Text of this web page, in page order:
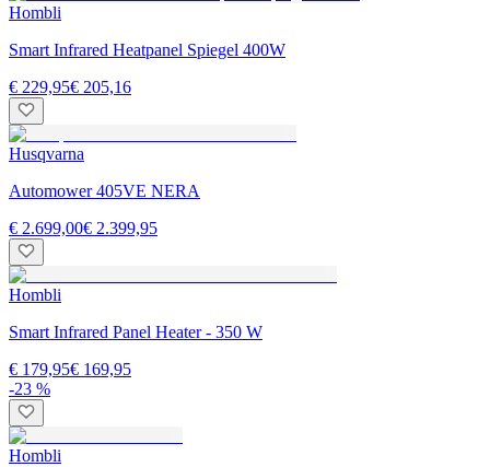
Hombli
Smart Infrared Heatpanel Spiegel 400W
€ 229,95€ 205,16
Husqvarna
Automower 405VE NERA
€ 2.699,00€ 2.399,95
Hombli
Smart Infrared Panel Heater - 350 W
€ 179,95€ 169,95
-23 %
Hombli